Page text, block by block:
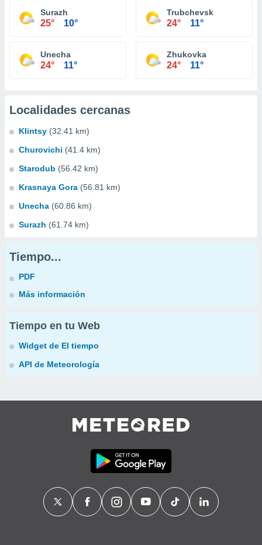
Surazh
25° 10°
Trubchevsk
24° 11°
Unecha
24° 11°
Zhukovka
24° 11°
Localidades cercanas
Klintsy (32.41 km)
Churovichi (41.4 km)
Starodub (56.42 km)
Krasnaya Gora (56.81 km)
Unecha (60.86 km)
Surazh (61.74 km)
Tiempo...
PDF
Más información
Tiempo en tu Web
Widget de El tiempo
API de Meteorología